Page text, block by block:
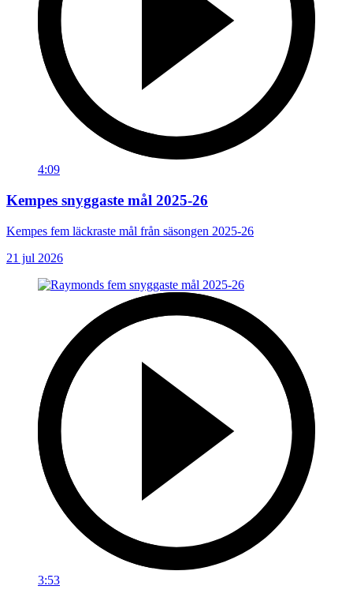
4:09
Kempes snyggaste mål 2025-26
Kempes fem läckraste mål från säsongen 2025-26
21 jul 2026
3:53